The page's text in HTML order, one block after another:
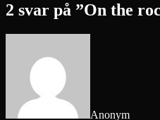
2 svar på ”On the
Anonym